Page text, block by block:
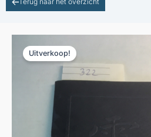
Uitverkoop!